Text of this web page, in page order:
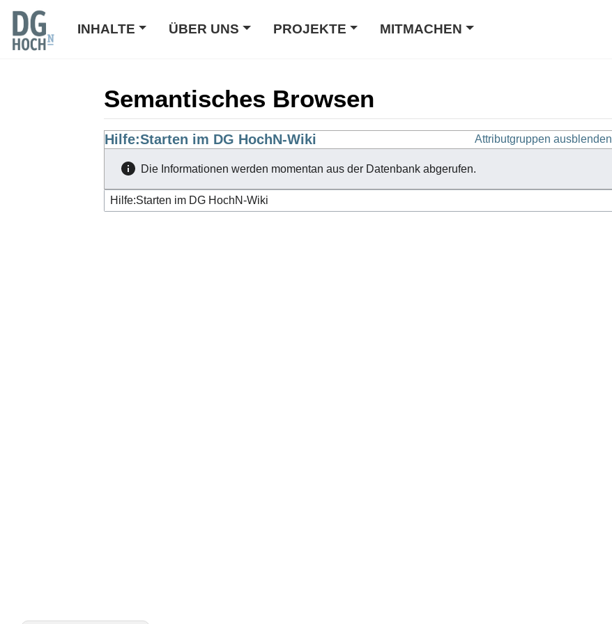
INHALTE ÜBER UNS PROJEKTE MITMACHEN
Semantisches Browsen
Wechseln zu:Navigation,Suche
Hilfe:Starten im DG HochN-Wiki Attributgruppen ausblenden
Die Informationen werden momentan aus der Datenbank abgerufen.